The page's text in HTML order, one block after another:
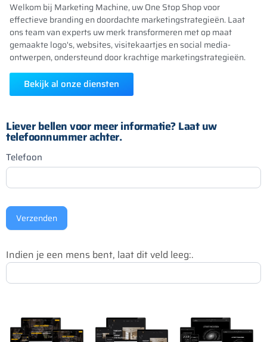
Welkom bij Marketing Machine, uw One Stop Shop voor
effectieve branding en doordachte marketingstrategieën. Laat
ons team van experts uw merk transformeren met op maat
gemaakte logo's, websites, visitekaartjes en social media-
ontwerpen, ondersteund door krachtige marketingstrategieën.
Bekijk al onze diensten
Liever bellen voor meer informatie? Laat uw
telefoonnummer achter.
Telefoon
Telefoon
Verzenden
Indien je een mens bent, laat dit veld leeg:.